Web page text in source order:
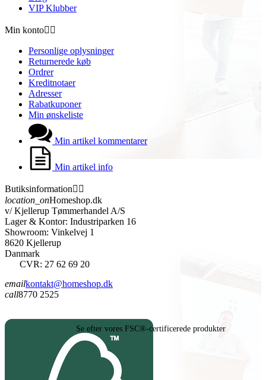
VIP Klubber
Min konto 
Personlige oplysninger
Returnerede køb
Ordrer
Kreditnotaer
Adresser
Rabatkuponer
Min ønskeliste
Min artikel kommentarer
Min artikel info
Butiksinformation 
location_onHomeshop.dk
v/ Kjellerup Tømmerhandel A/S
Lager & Kontor: Industriparken 16
Showroom: Vinkelvej 1
8620 Kjellerup
Danmark
CVR: 27 62 69 20
emailkontakt@homeshop.dk
call8770 2525
Se efter vores FSC®-certificerede produkter